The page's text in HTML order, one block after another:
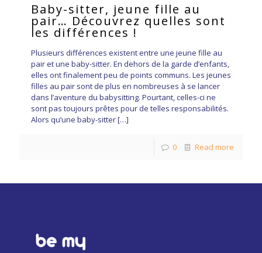
Baby-sitter, jeune fille au
pair… Découvrez quelles sont
les différences !
Plusieurs différences existent entre une jeune fille au
pair et une baby-sitter. En dehors de la garde d’enfants,
elles ont finalement peu de points communs. Les jeunes
filles au pair sont de plus en nombreuses à se lancer
dans l’aventure du babysitting. Pourtant, celles-ci ne
sont pas toujours prêtes pour de telles responsabilités.
Alors qu’une baby-sitter[…]
0 Read more